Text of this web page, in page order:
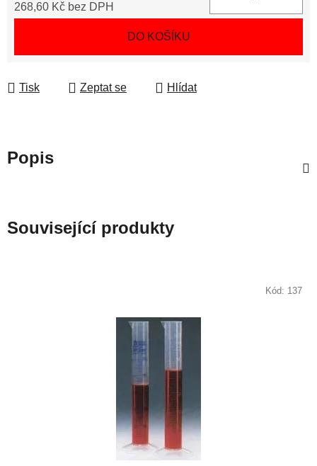
268,60 Kč bez DPH
DO KOŠÍKU
Tisk Zeptat se Hlídat
Popis
Související produkty
Kód: 137